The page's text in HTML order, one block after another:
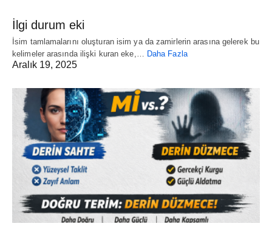
İlgi durum eki
İsim tamlamalarını oluşturan isim ya da zamirlerin arasına gelerek bu
kelimeler arasında ilişki kuran eke,… Daha Fazla
Aralık 19, 2025